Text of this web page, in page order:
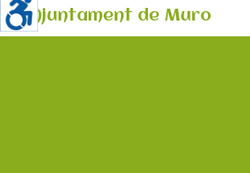
Ajuntament de Muro